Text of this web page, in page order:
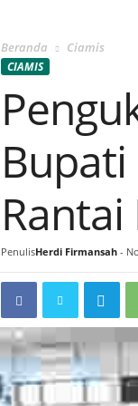
Beranda Ciamis
CIAMIS
Bupati
Rantai
PenulisHerdi Firmansah-